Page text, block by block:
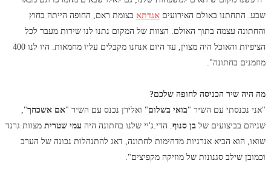
שבע. התחתנו באולם האירועים אגדתאבצומת ראם, החופה הייתה בחוץ
והחתונה עצמה בתוך האולם. הצוות של המקום נתנו לנו שירות מעבר לכל
הציפיות והאוכל היה מצוין, עד היום אנחנו מקבלים עליו מחמאות. היו לנו 400
מוזמנים בחתונה".
מה היה שיר הכניסה לחופה שלכם?
"אני נכנסתי עם השיר "בואי בשלום" ואלירן נכנס עם השיר "אם אשכחך",
שניהם בביצועים של בן סנוף. הדי.ג'יי שלנו בחתונה היה עמי שטריתמצוות גרנד
שואו, הוא הביא אנרגיות מדהימות לחתונה, דאג להתנהלות נכונה של הערב
וכמובן שילב סגנונות של מוזיקה מקפיצים".